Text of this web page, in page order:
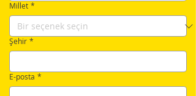
Millet *
Şehir *
E-posta *